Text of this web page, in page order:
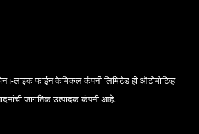
i-लाइक फाईन केमिकल कंपनी लिमिटेड ही ऑटोमोटिव्ह
जागतिक उत्पादक कंपनी आहे.